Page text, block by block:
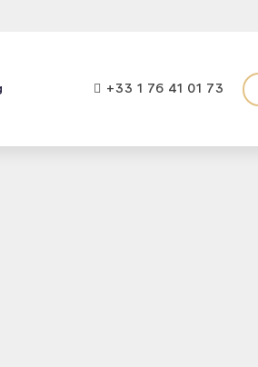
 +33 1 76 41 01 73